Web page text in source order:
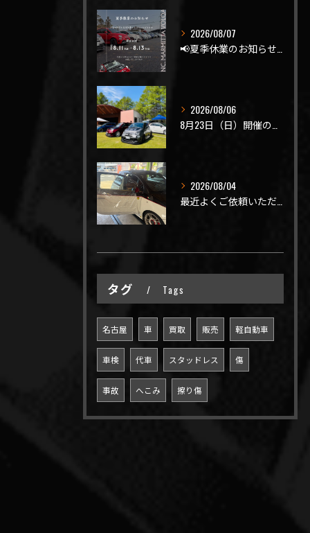
2026/08/07
2026/08/06
2026/08/04
タグ Tags
名古屋 車 買取 販売 軽自動車
車検 代車 スタッドレス 傷
事故 へこみ 擦り傷